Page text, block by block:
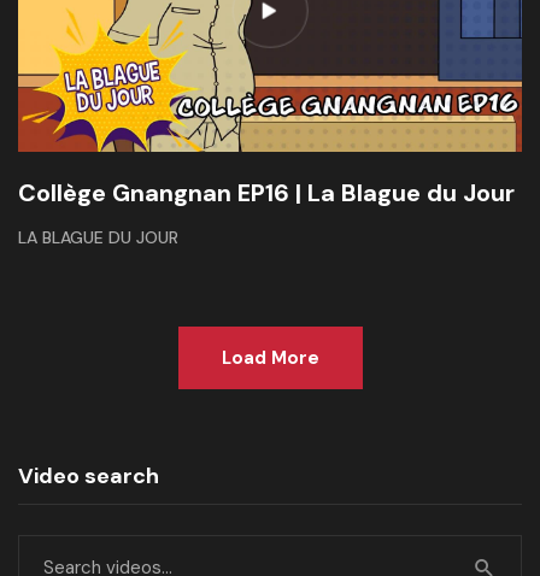
Collège Gnangnan EP16 | La Blague du Jour
LA BLAGUE DU JOUR
Load More
Video search